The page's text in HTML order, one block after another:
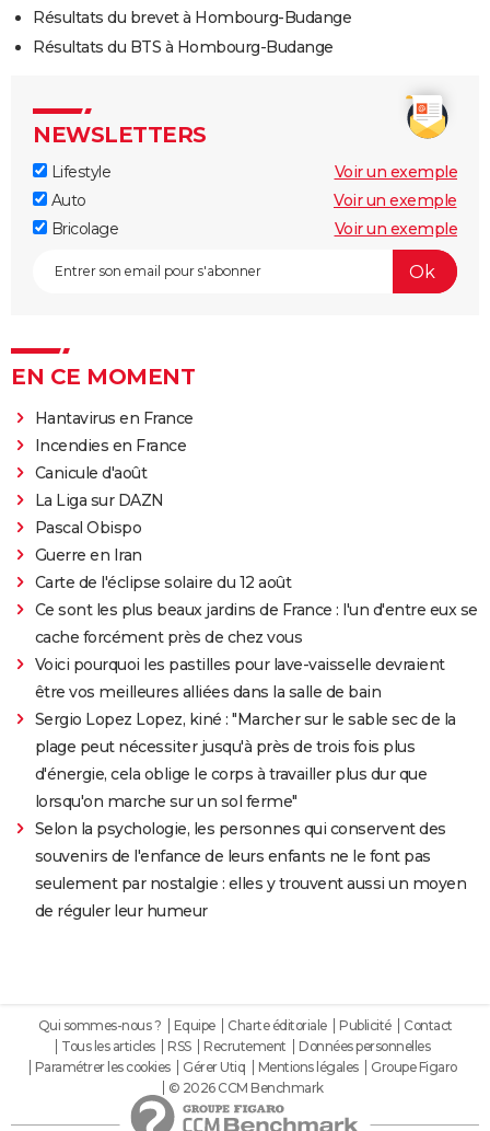
Résultats du brevet à Hombourg-Budange
Résultats du BTS à Hombourg-Budange
NEWSLETTERS
Lifestyle
Voir un exemple
Auto
Voir un exemple
Bricolage
Voir un exemple
EN CE MOMENT
Hantavirus en France
Incendies en France
Canicule d'août
La Liga sur DAZN
Pascal Obispo
Guerre en Iran
Carte de l'éclipse solaire du 12 août
Ce sont les plus beaux jardins de France : l'un d'entre eux se
cache forcément près de chez vous
Voici pourquoi les pastilles pour lave-vaisselle devraient
être vos meilleures alliées dans la salle de bain
Sergio Lopez Lopez, kiné : "Marcher sur le sable sec de la
plage peut nécessiter jusqu'à près de trois fois plus
d'énergie, cela oblige le corps à travailler plus dur que
lorsqu'on marche sur un sol ferme"
Selon la psychologie, les personnes qui conservent des
souvenirs de l'enfance de leurs enfants ne le font pas
seulement par nostalgie : elles y trouvent aussi un moyen
de réguler leur humeur
Qui sommes-nous ? Equipe Charte éditoriale Publicité
Contact
Tous les articles
RSS Recrutement
Données personnelles
Paramétrer les cookies
Gérer Utiq Mentions légales
Groupe Figaro
© 2026 CCM Benchmark